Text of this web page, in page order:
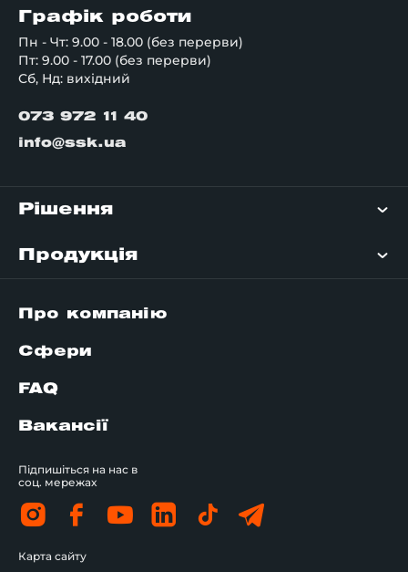
Графік роботи
Пн - Чт: 9.00 - 18.00 (без перерви)
Пт: 9.00 - 17.00 (без перерви)
Сб, Нд: вихідний
073 972 11 40
info@ssk.ua
Рішення
Продукція
Про компанію
Сфери
FAQ
Вакансії
Підпишіться на нас в
соц. мережах
Карта сайту